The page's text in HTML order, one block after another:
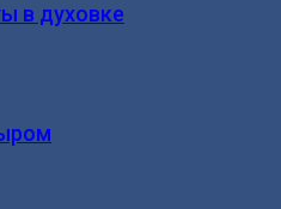
в духовке